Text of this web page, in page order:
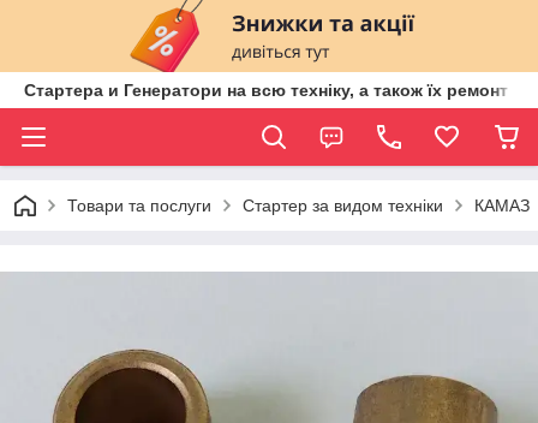
Стартера и Генератори на всю техніку, а також їх ремонт
Товари та послуги Стартер за видом техніки КАМАЗ